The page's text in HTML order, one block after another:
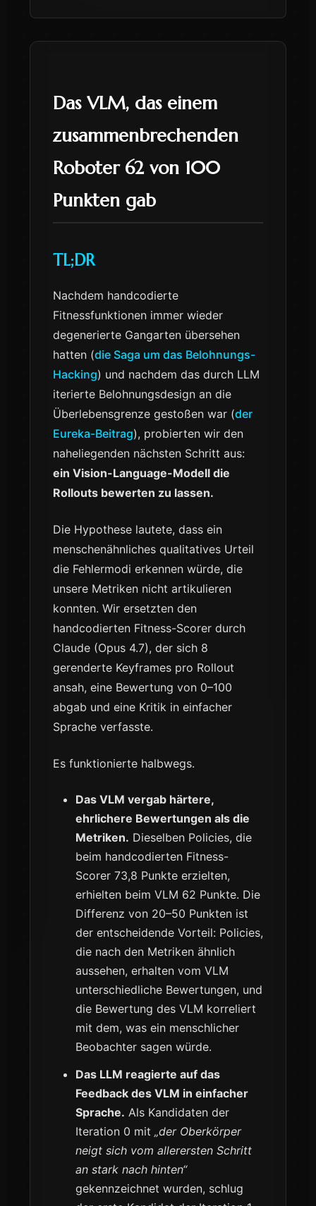
Das VLM, das einem
zusammenbrechenden
Roboter 62 von 100
Punkten gab
TL;DR
Nachdem handcodierte
Fitnessfunktionen immer wieder
degenerierte Gangarten übersehen
hatten (die Saga um das Belohnungs-
Hacking) und nachdem das durch LLM
iterierte Belohnungsdesign an die
Überlebensgrenze gestoßen war (der
Eureka-Beitrag), probierten wir den
naheliegenden nächsten Schritt aus:
ein Vision-Language-Modell die
Rollouts bewerten zu lassen.
Die Hypothese lautete, dass ein
menschenähnliches qualitatives Urteil
die Fehlermodi erkennen würde, die
unsere Metriken nicht artikulieren
konnten. Wir ersetzten den
handcodierten Fitness-Scorer durch
Claude (Opus 4.7), der sich 8
gerenderte Keyframes pro Rollout
ansah, eine Bewertung von 0–100
abgab und eine Kritik in einfacher
Sprache verfasste.
Es funktionierte halbwegs.
Das VLM vergab härtere,
ehrlichere Bewertungen als die
Metriken. Dieselben Policies, die
beim handcodierten Fitness-
Scorer 73,8 Punkte erzielten,
erhielten beim VLM 62 Punkte. Die
Differenz von 20–50 Punkten ist
der entscheidende Vorteil: Policies,
die nach den Metriken ähnlich
aussehen, erhalten vom VLM
unterschiedliche Bewertungen, und
die Bewertung des VLM korreliert
mit dem, was ein menschlicher
Beobachter sagen würde.
Das LLM reagierte auf das
Feedback des VLM in einfacher
Sprache. Als Kandidaten der
Iteration 0 mit „der Oberkörper
neigt sich vom allerersten Schritt
an stark nach hinten“
gekennzeichnet wurden, schlug